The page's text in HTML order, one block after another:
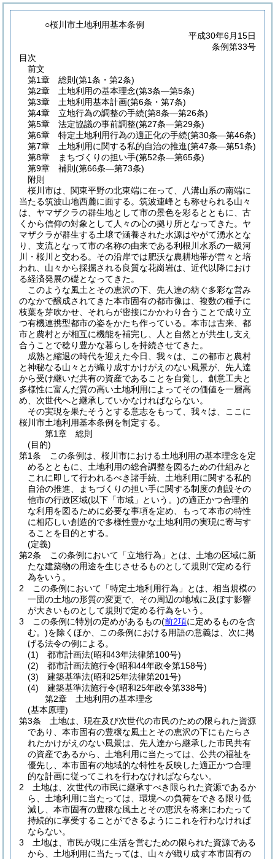
○桜川市土地利用基本条例
平成30年6月15日
条例第33号
目次
前文
第1章
総則 (第1条・第2条)
第2章
土地利用の基本理念(第3条―第5条)
第3章
土地利用基本計画(第6条・第7条)
第4章
立地行為の調整の手続(第8条―第26条)
第5章
法定協議の事前調整(第27条―第29条)
第6章
特定土地利用行為の適正化の手続(第30条―第46条)
第7章
土地利用に関する私的自治の推進(第47条―第51条)
第8章
まちづくりの担い手(第52条―第65条)
第9章
補則 (第66条―第73条)
附則
桜川市は、関東平野の北東端に在って、八溝山系の南端に
当たる筑波山地西麓に面する。筑波連峰とも称せられる山々
は、ヤマザクラの群生地として市の景色を彩るとともに、古
くから信仰の対象として人々の心の拠り所となってきた。ヤ
マザクラが群生する土壌で涵養された水源はやがて湧水とな
り、支流となって市の名称の由来である利根川水系の一級河
川・桜川と交わる。その沿岸では肥沃な農耕地帯が営々と培
われ、山々から採掘される良質な花崗岩は、近代以降におけ
る経済発展の礎となってきた。
このような風土とその恵沢の下、先人達の紡ぐ多彩な営み
のなかで醸成されてきた本市固有の都市像は、複数の種子に
枝葉を芽吹かせ、それらが密接にかかわり合うことで成り立
つ有機連携型都市の姿をかたち作っている。本市は古来、都
市と農村とが相互に機能を補完し、人と自然とが共生し支え
合うことで稔り豊かな暮らしを持続させてきた。
成熟と縮退の時代を迎えた今日、我々は、この都市と農村
と神秘なる山々とが織り成すかけがえのない風景が、先人達
から受け継いだ共有の資産であることを自覚し、創意工夫と
多様性に富んだ質の高い土地利用によってその価値を一層高
め、次世代へと継承していかなければならない。
その実現を果たそうとする意志をもって、我々は、ここに
桜川市土地利用基本条例を制定する。
第1章
総則
(目的)
第1条
この条例は、桜川市における土地利用の基本理念を定
めるとともに、土地利用の総合調整を図るための仕組みと
これに即して行われるべき諸手続、土地利用に関する私的
自治の推進、まちづくりの担い手に関する制度の創設その
他市の行政区域(以下「市域」という。)の適正かつ合理的
な利用を図るために必要な事項を定め、もって本市の特性
に相応しい創造的で多様性豊かな土地利用の実現に寄与す
ることを目的とする。
(定義)
第2条
この条例において「立地行為」とは、土地の区域に新
たな建築物の用途を生じさせるものとして規則で定める行
為をいう。
2
この条例において「特定土地利用行為」とは、相当規模の
一団の土地の形質の変更で、その周辺の地域に及ぼす影響
が大きいものとして規則で定める行為をいう。
3
この条例に特別の定めがあるもの(前2項に定めるものを含
む。)を除くほか、この条例における用語の意義は、次に掲
げる法令の例による。
(1)
都市計画法(昭和43年法律第100号)
(2)
都市計画法施行令(昭和44年政令第158号)
(3)
建築基準法(昭和25年法律第201号)
(4)
建築基準法施行令(昭和25年政令第338号)
第2章
土地利用の基本理念
(基本原理)
第3条
土地は、現在及び次世代の市民のための限られた資源
であり、本市固有の豊穣な風土とその恵沢の下にもたらさ
れたかけがえのない風景は、先人達から継承した市民共有
の資産であるから、土地利用に当たっては、公共の福祉を
優先し、本市固有の地域的な特性を反映した適正かつ合理
的な計画に従ってこれを行わなければならない。
2
土地は、次世代の市民に継承すべき限られた資源であるか
ら、土地利用に当たっては、環境への負荷をできる限り低
減し、本市固有の豊穣な風土とその恵沢を将来にわたって
持続的に享受することができるようにこれを行わなければ
ならない。
3
土地は、市民が現に生活を営むための限られた資源である
から、土地利用に当たっては、山々が織り成す本市固有の